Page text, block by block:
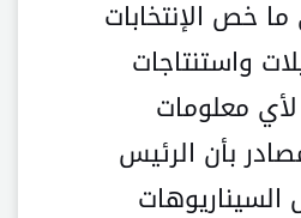
خص الإنتخابات
واستنتاجات
لأي معلومات
بأن الرئيس